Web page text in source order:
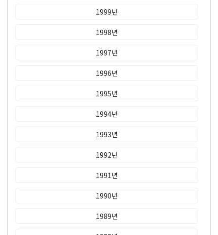
1999년
1998년
1997년
1996년
1995년
1994년
1993년
1992년
1991년
1990년
1989년